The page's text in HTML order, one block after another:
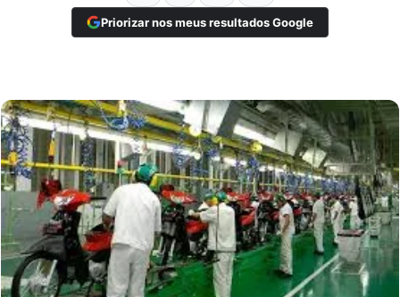
Priorizar nos meus resultados Google